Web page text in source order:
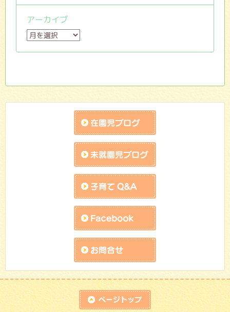
アーカイブ
ア
ブ
top